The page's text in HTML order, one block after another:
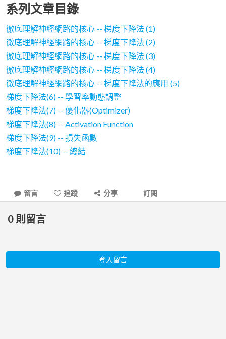
系列文章目錄
徹底理解神經網路的核心 -- 梯度下降法 (1)
徹底理解神經網路的核心 -- 梯度下降法 (2)
徹底理解神經網路的核心 -- 梯度下降法 (3)
徹底理解神經網路的核心 -- 梯度下降法 (4)
徹底理解神經網路的核心 -- 梯度下降法的應用 (5)
梯度下降法(6) -- 學習率動態調整
梯度下降法(7) -- 優化器(Optimizer)
梯度下降法(8) -- Activation Function
梯度下降法(9) -- 損失函數
梯度下降法(10) -- 總結
留言 追蹤 分享 訂閱
0 則留言
登入留言